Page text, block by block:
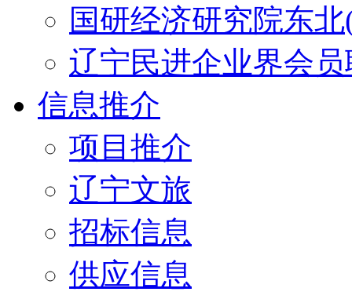
国研经济研究院东
辽宁民进企业界会
信息推介
项目推介
辽宁文旅
招标信息
供应信息